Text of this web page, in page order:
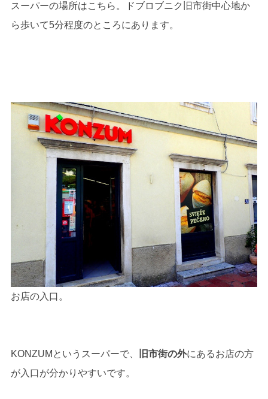
スーパーの場所はこちら。ドブロブニク旧市街中心地か
ら歩いて5分程度のところにあります。
お店の入口。
KONZUMというスーパーで、 旧市街の外にあるお店の方
が入口が分かりやすいです。